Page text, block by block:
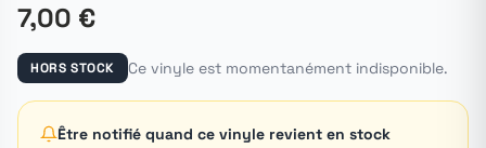
7,00 €
HORS STOCK Ce vinyle est momentanément indisponible.
Être notifié quand ce vinyle revient en stock